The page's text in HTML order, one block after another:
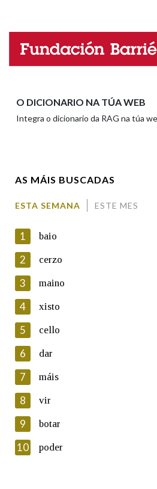
Nome
En cumprimento da normativa vixente
Protección de Datos de Carácter
Galega informa a aqueles usuarios que
electrónico, así como calquera outra
persoal, que estes datos serán obxecto
automatizado de carácter confidencial
ficheiros informáticos. Así mesmo, os
seu dereito de acceso, rectificación,
seus datos poñéndose en contacto
Lin e acepto as condicións
Introduce o código que aparece na
O DICIONARIO NA TÚA WEB
Integra o dicionario da RAG na túa
AS MÁIS BUSCADAS
ESTA SEMANA ESTE MES
1 baio
2 cerzo
3 maino
4 xisto
5 cello
6 dar
7 máis
8 vir
9 botar
10 poder